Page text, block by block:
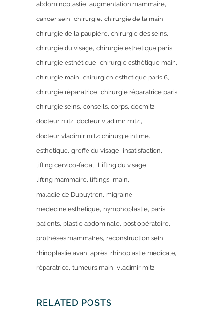
abdominoplastie augmentation mammaire
cancer sein chirurgie chirurgie de la main
chirurgie de la paupière chirurgie des seins
chirurgie du visage chirurgie esthetique paris
chirurgie esthétique chirurgie esthétique main
chirurgie main chirurgien esthetique paris 6
chirurgie réparatrice chirurgie réparatrice paris
chirurgie seins conseils corps docmitz
docteur mitz docteur vladimir mitz;
docteur vladimir mitz; chirurgie intime
esthetique greffe du visage insatisfaction
lifting cervico-facial Lifting du visage
lifting mammaire liftings main
maladie de Dupuytren migraine
médecine esthétique nymphoplastie paris
patients plastie abdominale post opératoire
prothèses mammaires reconstruction sein
rhinoplastie avant après rhinoplastie médicale
réparatrice tumeurs main vladimir mitz
RELATED POSTS